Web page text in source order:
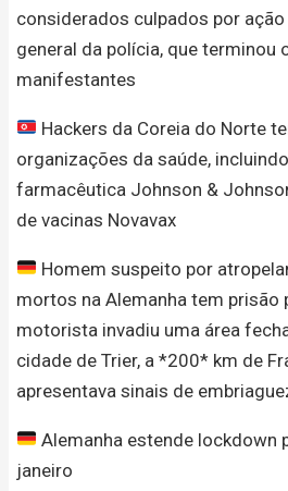
considerados culpados por
general da polícia, que terminou
manifestantes
Hackers da Coreia do Norte
organizações da saúde,
farmacêutica Johnson &
de vacinas Novavax
Homem suspeito por
mortos na Alemanha tem prisão
motorista invadiu uma área
cidade de Trier, a *200* km de
apresentava sinais de
Alemanha estende lockdown
janeiro